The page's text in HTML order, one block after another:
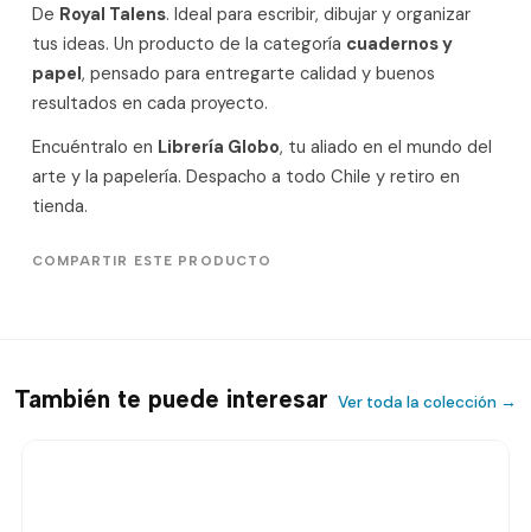
De Royal Talens. Ideal para escribir, dibujar y organizar
tus ideas. Un producto de la categoría cuadernos y
papel, pensado para entregarte calidad y buenos
resultados en cada proyecto.
Encuéntralo en Librería Globo, tu aliado en el mundo del
arte y la papelería. Despacho a todo Chile y retiro en
tienda.
COMPARTIR ESTE PRODUCTO
También te puede interesar Ver toda la colección →